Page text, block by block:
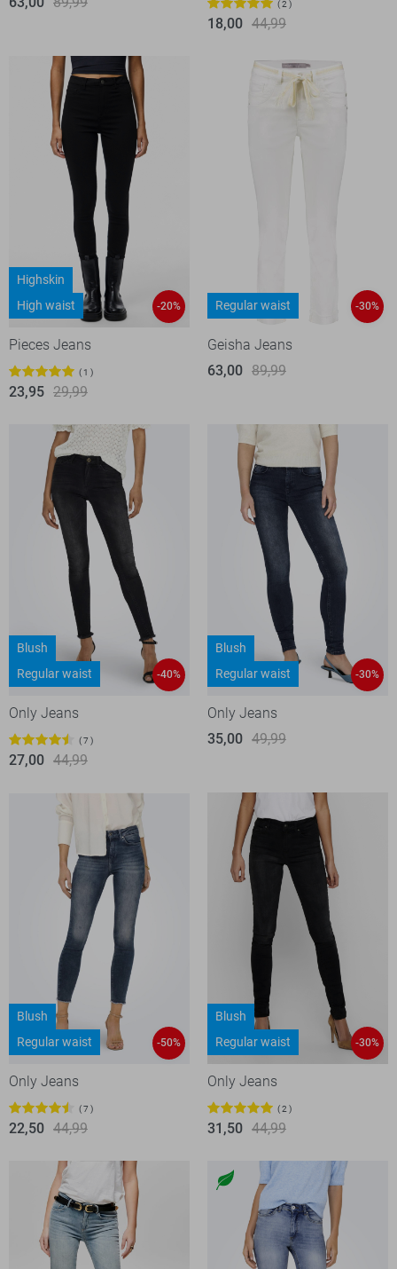
2
18,00 44,99
Highskin
High waist
-20%
Pieces Jeans
1
23,95 29,99
Regular waist -30%
Geisha Jeans
63,00 89,99
Blush
Regular waist
-40%
Only Jeans
7
27,00 44,99
Blush
Regular waist
-30%
Only Jeans
35,00 49,99
Blush
Regular waist
-50%
Only Jeans
7
22,50 44,99
Blush
Regular waist
-30%
Only Jeans
2
31,50 44,99